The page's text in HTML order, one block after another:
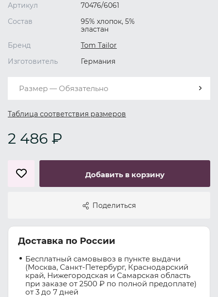
Артикул
70476/6061
Состав
95% хлопок, 5%
эластан
Бренд
Tom Tailor
Изготовитель
Германия
Размер — Обязательно
Таблица соответствия размеров
2 486 ₽
Добавить в корзину
Поделиться
Доставка по России
Бесплатный самовывоз в пункте выдачи
(Москва, Санкт-Петербург, Краснодарский
край, Нижегородская и Самарская область
при заказе от 2500 ₽ по полной предоплате)
от 3 до 7 дней